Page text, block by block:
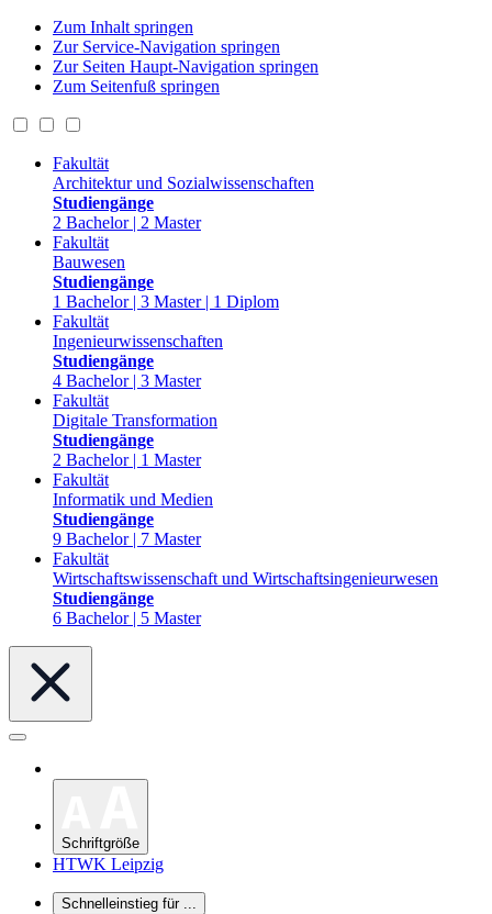
Zum Inhalt springen
Zur Service-Navigation springen
Zur Seiten Haupt-Navigation springen
Zum Seitenfuß springen
Fakultät
Architektur und Sozialwissenschaften
Studiengänge
2 Bachelor | 2 Master
Fakultät
Bauwesen
Studiengänge
1 Bachelor | 3 Master | 1 Diplom
Fakultät
Ingenieurwissenschaften
Studiengänge
4 Bachelor | 3 Master
Fakultät
Digitale Transformation
Studiengänge
2 Bachelor | 1 Master
Fakultät
Informatik und Medien
Studiengänge
9 Bachelor | 7 Master
Fakultät
Wirtschaftswissenschaft und Wirtschaftsingenieurwesen
Studiengänge
6 Bachelor | 5 Master
Schriftgröße
HTWK Leipzig
Schnelleinstieg für ...